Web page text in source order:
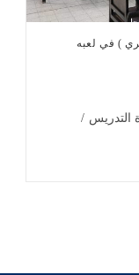
) في لعبه
التدريس /